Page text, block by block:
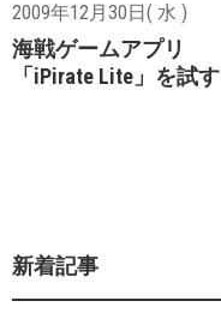
2009年12月30日( 水 )
海戦ゲームアプリ
「iPirate Lite」を試す
新着記事